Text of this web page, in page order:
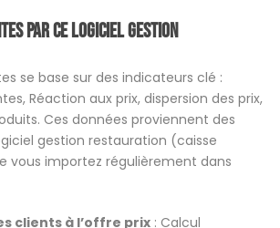
par ce logiciel gestion
se base sur des indicateurs clé :
Réaction aux prix, dispersion des prix,
Ces données proviennent des
gestion restauration (caisse
vous importez régulièrement dans
clients à l’offre prix : Calcul